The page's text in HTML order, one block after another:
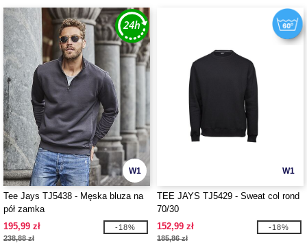
W1
Tee Jays TJ5438 - Męska bluza na
pół zamka
195,99 zł
238,88 zł
-18%
W1
TEE JAYS TJ5429 - Sweat col rond
70/30
152,99 zł
185,86 zł
-18%